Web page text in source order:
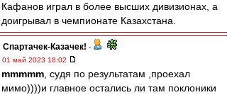
Кафанов играл в более высших дивизионах, а
доигрывал в чемпионате Казахстана.
Спартачек-Казачек! -
01 май 2023 18:02
mmmmm , судя по результатам ,проехал
мимо))))и главное остались ли там поклоники